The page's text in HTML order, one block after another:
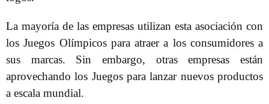
La mayoría de las empresas utilizan esta asociación con
los Juegos Olímpicos para atraer a los consumidores a
sus marcas. Sin embargo, otras empresas están
aprovechando los Juegos para lanzar nuevos productos
a escala mundial.